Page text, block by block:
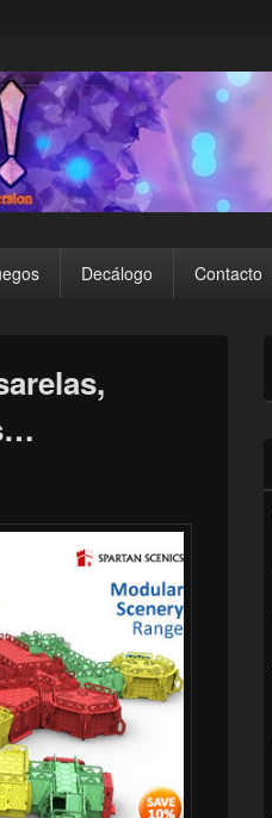
Decálogo Contacto